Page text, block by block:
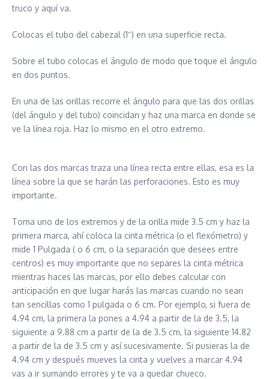
truco y aquí va.
Colocas el tubo del cabezal (1″) en una superficie recta.
Sobre el tubo colocas el ángulo de modo que toque el ángulo
en dos puntos.
En una de las orillas recorre el ángulo para que las dos orillas
(del ángulo y del tubo) coincidan y haz una marca en donde se
ve la línea roja. Haz lo mismo en el otro extremo.
Con las dos marcas traza una línea recta entre ellas, esa es la
línea sobre la que se harán las perforaciones. Esto es muy
importante.
Toma uno de los extremos y de la orilla mide 3.5 cm y haz la
primera marca, ahí coloca la cinta métrica (o el flexómetro) y
mide 1 Pulgada ( o 6 cm, o la separación que desees entre
centros) es muy importante que no separes la cinta métrica
mientras haces las marcas, por ello debes calcular con
anticipación en que lugar harás las marcas cuando no sean
tan sencillas como 1 pulgada o 6 cm. Por ejemplo, si fuera de
4.94 cm, la primera la pones a 4.94 a partir de la de 3.5, la
siguiente a 9.88 cm a partir de la de 3.5 cm, la siguiente 14.82
a partir de la de 3.5 cm y así sucesivamente. Si pusieras la de
4.94 cm y después mueves la cinta y vuelves a marcar 4.94
vas a ir sumando errores y te va a quedar chueco.